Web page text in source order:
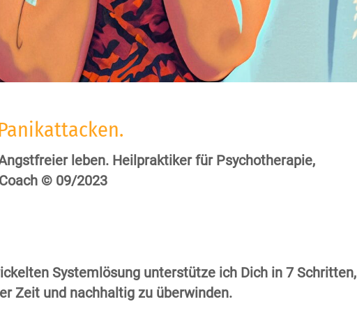
leben. Heilpraktiker für Psychotherapie,
© 09/2023
Systemlösung unterstütze ich Dich in 7 Schritten,
Zeit und nachhaltig zu überwinden.